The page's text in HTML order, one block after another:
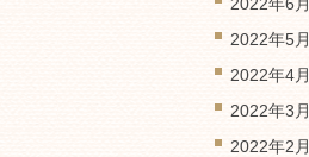
2022年5月
2022年4月
2022年3月
2022年2月